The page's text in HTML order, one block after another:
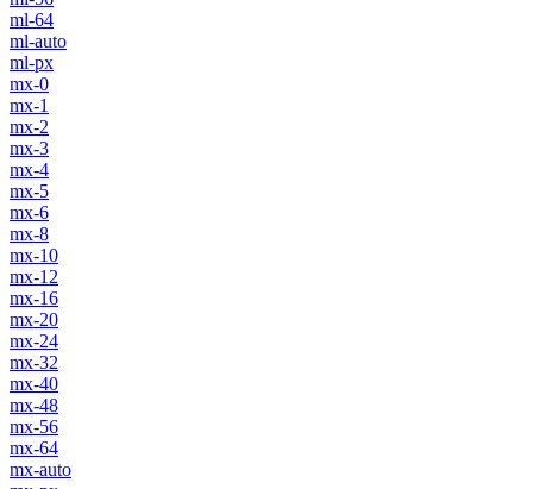
ml-64
ml-auto
ml-px
mx-0
mx-1
mx-2
mx-3
mx-4
mx-5
mx-6
mx-8
mx-10
mx-12
mx-16
mx-20
mx-24
mx-32
mx-40
mx-48
mx-56
mx-64
mx-auto